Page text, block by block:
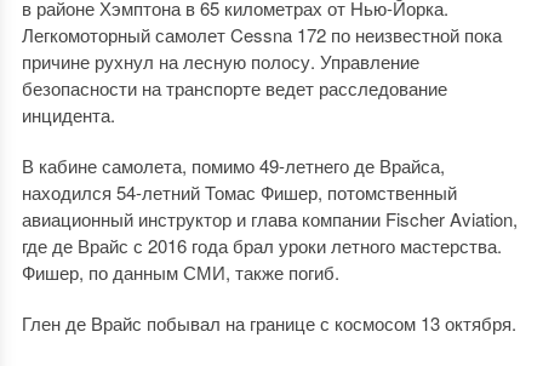
в районе Хэмптона в 65 километрах от Нью-Йорка.
Легкомоторный самолет Cessna 172 по неизвестной пока
причине рухнул на лесную полосу. Управление
безопасности на транспорте ведет расследование
инцидента.
В кабине самолета, помимо 49-летнего де Врайса,
находился 54-летний Томас Фишер, потомственный
авиационный инструктор и глава компании Fischer Aviation,
где де Врайс с 2016 года брал уроки летного мастерства.
Фишер, по данным СМИ, также погиб.
Глен де Врайс побывал на границе с космосом 13 октября.